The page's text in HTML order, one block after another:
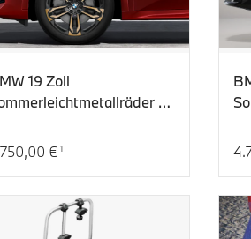
19 Zoll
M
Preis: 3.750,00 €
€ 1